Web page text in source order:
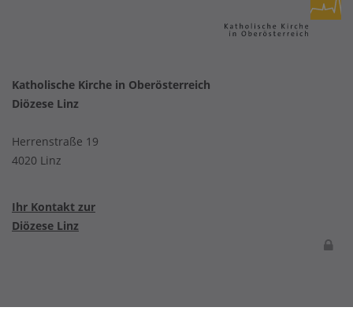
Katholische Kirche in Oberösterreich
Diözese Linz
Herrenstraße 19
4020 Linz
Ihr Kontakt zur
Diözese Linz